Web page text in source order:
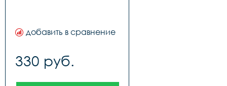
добавить в сравнение
330 руб.